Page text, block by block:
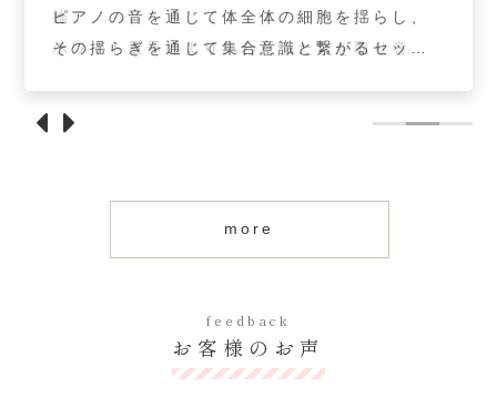
ここでしか聞くことができないオーダーメイ
ドのメロディは、真の自分を呼び覚まし、自
れます。
ピアノの音を通じて体全体の細胞を揺らし、
その揺らぎを通じて集合意識と繋がるセッシ
あなたの波調に合わせたメロディを即興で奏
ココカル調奏を耳にしている魂は、集合意識
と繋がり最適化されアップデートされます。
ピアノには「ホワイト量子」を設置し、超微
弱振動が原子核にまで到達。
施。
ホワイト量子により、わたしたちを取り巻く
い姿へ向かうことをサポートします。
つけやすい状態へ。
人間的な感動を呼び覚ます瞬間を体験してみ
ここでしか聞くことができないオーダーメイ
ドのメロディは、真の自分を呼び覚まし、自
れます。
ピアノの音を通じて体全体の細胞を揺らし、
その揺らぎを通じて集合意識と繋がるセッシ
あなたの波調に合わせたメロディを即興で奏
ココカル調奏を耳にしている魂は、集合意識
と繋がり最適化されアップデートされます。
ピアノには「ホワイト量子」を設置し、超微
弱振動が原子核にまで到達。
more
feedback
お客様のお声